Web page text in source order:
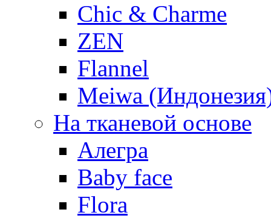
Chic & Charme
ZEN
Flannel
Meiwa
На тканевой основе
Алегра
Baby face
Flora